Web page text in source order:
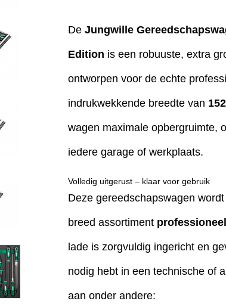
De Jungwille
Edition is een robuuste, extra
ontworpen voor de echte
indrukwekkende breedte van
wagen maximale opbergruimte,
iedere garage of werkplaats.
Volledig uitgerust – klaar voor gebruik
Deze gereedschapswagen
breed assortiment
lade is zorgvuldig ingericht en
nodig hebt in een technische of
aan onder andere: